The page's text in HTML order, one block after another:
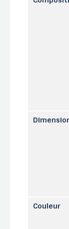
Couleur